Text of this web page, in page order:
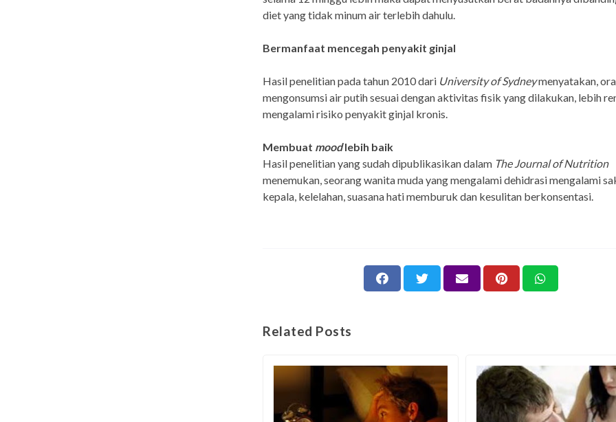
diet yang tidak minum air terlebih dahulu.
Bermanfaat mencegah penyakit ginjal
Hasil penelitian pada tahun 2010 dari University of Sydneymenyatakan,
mengonsumsi air putih sesuai dengan aktivitas fisik yang dilakukan, lebih
mengalami risiko penyakit ginjal kronis.
Membuat moodlebih baik
Hasil penelitian yang sudah dipublikasikan dalam The Journal of Nutrition
menemukan, seorang wanita muda yang mengalami dehidrasi mengalami
kepala, kelelahan, suasana hati memburuk dan kesulitan berkonsentasi.
Related Posts